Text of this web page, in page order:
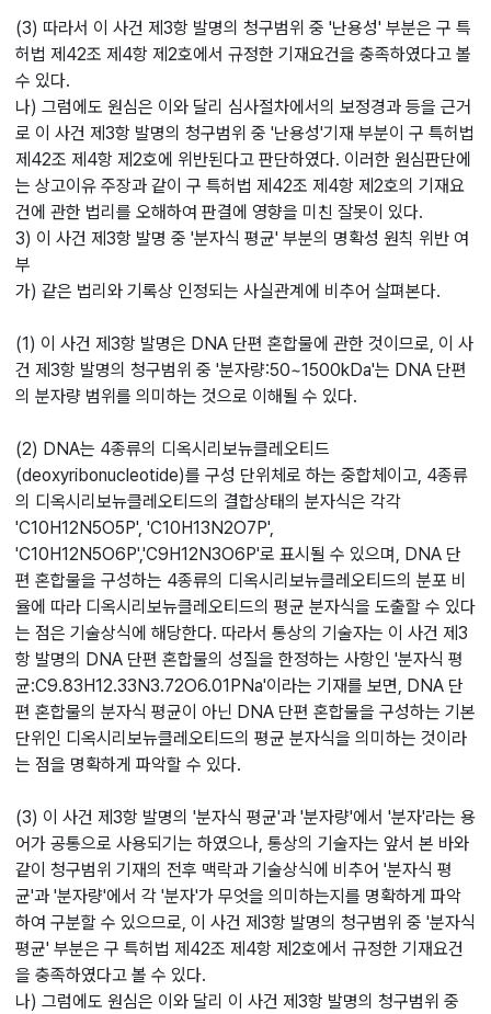
(3) 따라서 이 사건 제3항 발명의 청구범위 중 '난용성' 부분은 구 특
허법 제42조 제4항 제2호에서 규정한 기재요건을 충족하였다고 볼
수 있다.
나) 그럼에도 원심은 이와 달리 심사절차에서의 보정경과 등을 근거
로 이 사건 제3항 발명의 청구범위 중 '난용성'기재 부분이 구 특허법
제42조 제4항 제2호에 위반된다고 판단하였다. 이러한 원심판단에
는 상고이유 주장과 같이 구 특허법 제42조 제4항 제2호의 기재요
건에 관한 법리를 오해하여 판결에 영향을 미친 잘못이 있다.
3) 이 사건 제3항 발명 중 '분자식 평균' 부분의 명확성 원칙 위반 여
부
가) 같은 법리와 기록상 인정되는 사실관계에 비추어 살펴본다.
(1) 이 사건 제3항 발명은 DNA 단편 혼합물에 관한 것이므로, 이 사
건 제3항 발명의 청구범위 중 '분자량:50~1500kDa'는 DNA 단편
의 분자량 범위를 의미하는 것으로 이해될 수 있다.
(2) DNA는 4종류의 디옥시리보뉴클레오티드
(deoxyribonucleotide)를 구성 단위체로 하는 중합체이고, 4종류
의 디옥시리보뉴클레오티드의 결합상태의 분자식은 각각
'C10H12N5O5P', 'C10H13N2O7P',
'C10H12N5O6P','C9H12N3O6P'로 표시될 수 있으며, DNA 단
편 혼합물을 구성하는 4종류의 디옥시리보뉴클레오티드의 분포 비
율에 따라 디옥시리보뉴클레오티드의 평균 분자식을 도출할 수 있다
는 점은 기술상식에 해당한다. 따라서 통상의 기술자는 이 사건 제3
항 발명의 DNA 단편 혼합물의 성질을 한정하는 사항인 '분자식 평
균:C9.83H12.33N3.72O6.01PNa'이라는 기재를 보면, DNA 단
편 혼합물의 분자식 평균이 아닌 DNA 단편 혼합물을 구성하는 기본
단위인 디옥시리보뉴클레오티드의 평균 분자식을 의미하는 것이라
는 점을 명확하게 파악할 수 있다.
(3) 이 사건 제3항 발명의 '분자식 평균'과 '분자량'에서 '분자'라는 용
어가 공통으로 사용되기는 하였으나, 통상의 기술자는 앞서 본 바와
같이 청구범위 기재의 전후 맥락과 기술상식에 비추어 '분자식 평
균'과 '분자량'에서 각 '분자'가 무엇을 의미하는지를 명확하게 파악
하여 구분할 수 있으므로, 이 사건 제3항 발명의 청구범위 중 '분자식
평균' 부분은 구 특허법 제42조 제4항 제2호에서 규정한 기재요건
을 충족하였다고 볼 수 있다.
나) 그럼에도 원심은 이와 달리 이 사건 제3항 발명의 청구범위 중